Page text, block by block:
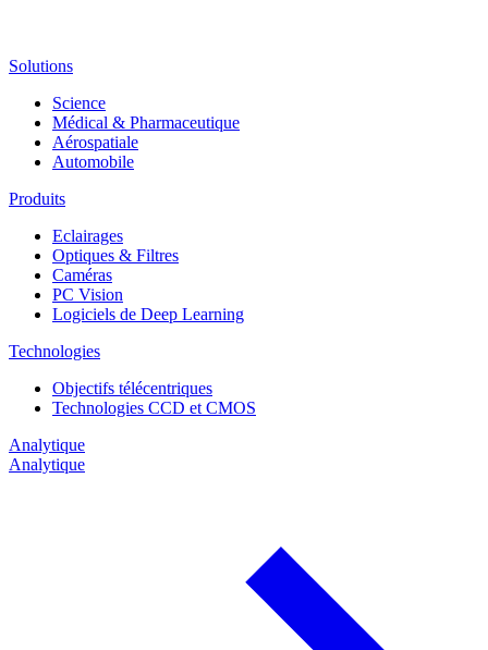
Solutions
Science
Médical & Pharmaceutique
Aérospatiale
Automobile
Produits
Eclairages
Optiques & Filtres
Caméras
PC Vision
Logiciels de Deep Learning
Technologies
Objectifs télécentriques
Technologies CCD et CMOS
Analytique
Analytique